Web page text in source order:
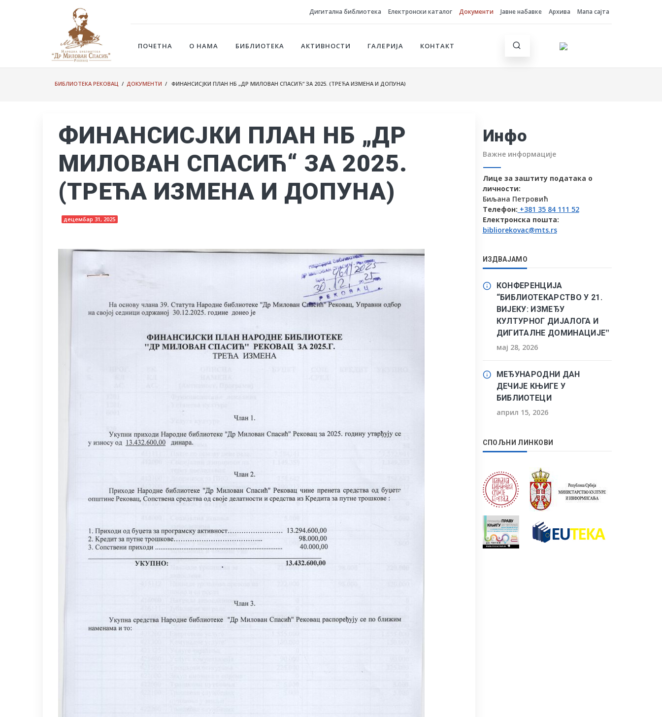
Дигитална библиотека Електронски каталог Документи Јавне набавке Архива Мапа сајта
ПОЧЕТНА О НАМА БИБЛИОТЕКА АКТИВНОСТИ ГАЛЕРИЈА КОНТАКТ
БИБЛИОТЕКА РЕКОВАЦ / ДОКУМЕНТИ / ФИНАНСИСЈКИ ПЛАН НБ „ДР МИЛОВАН СПАСИЋ“ ЗА 2025. (ТРЕЋА ИЗМЕНА И ДОПУНА)
ФИНАНСИСЈКИ ПЛАН НБ „ДР
МИЛОВАН СПАСИЋ“ ЗА 2025.
(ТРЕЋА ИЗМЕНА И ДОПУНА)
децембар 31, 2025
Инфо
Важне информације
Лице за заштиту података о
личности:
Биљана Петровић
Телефон: +381 35 84 111 52
Електронска пошта:
bibliorekovac@mts.rs
ИЗДВАЈАМО
КОНФЕРЕНЦИЈА
“БИБЛИОТЕКАРСТВО У 21.
ВИЈЕКУ: ИЗМЕЂУ
КУЛТУРНОГ ДИЈАЛОГА И
ДИГИТАЛНЕ ДОМИНАЦИЈЕˮ
мај 28, 2026
МЕЂУНАРОДНИ ДАН
ДЕЧИЈЕ КЊИГЕ У
БИБЛИОТЕЦИ
април 15, 2026
СПОЉНИ ЛИНКОВИ